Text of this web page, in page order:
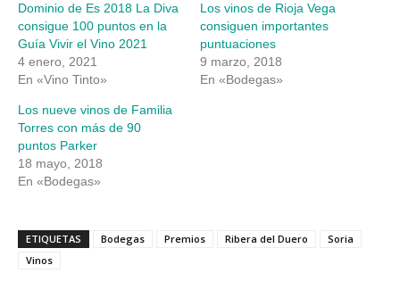
ventana
nueva)
ventana
nueva)
Dominio de Es 2018 La Diva
consigue 100 puntos en la
Guía Vivir el Vino 2021
4 enero, 2021
En «Vino Tinto»
Los vinos de Rioja Vega
consiguen importantes
puntuaciones
9 marzo, 2018
En «Bodegas»
Los nueve vinos de Familia
Torres con más de 90
puntos Parker
18 mayo, 2018
En «Bodegas»
ETIQUETAS Bodegas Premios Ribera del Duero
Soria
Vinos